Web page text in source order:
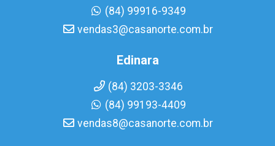
(84) 99916-9349
vendas3@casanorte.com.br
Edinara
(84) 3203-3346
(84) 99193-4409
vendas8@casanorte.com.br